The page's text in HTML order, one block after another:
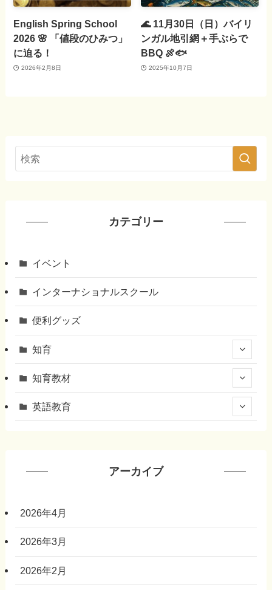
English Spring School
2026 🌸 「値段のひみつ」
に迫る！
2026年2月8日
🌊 11月30日（日）バイリ
ンガル地引網＋手ぶらで
BBQ 🍖🐟
2025年10月7日
カテゴリー
イベント
インターナショナルスクール
便利グッズ
知育
知育教材
英語教育
アーカイブ
2026年4月
2026年3月
2026年2月